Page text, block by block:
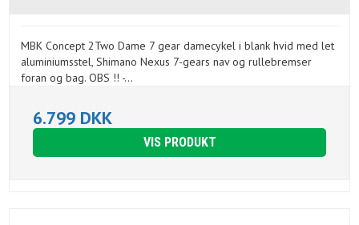
MBK Concept 2Two Dame 7 gear damecykel i blank hvid med let
aluminiumsstel, Shimano Nexus 7-gears nav og rullebremser
foran og bag. OBS !! -...
6.799 DKK
VIS PRODUKT